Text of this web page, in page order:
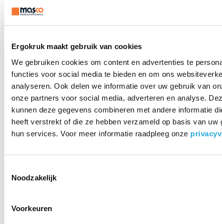
Ergokruk maakt gebruik van cookies
We gebruiken cookies om content en advertenties te
functies voor social media te bieden en om ons
analyseren. Ook delen we informatie over uw gebruik van
onze partners voor social media, adverteren en analyse.
kunnen deze gegevens combineren met andere informatie
heeft verstrekt of die ze hebben verzameld op basis van uw
hun services. Voor meer informatie raadpleeg onze
Noodzakelijk
Voorkeuren
• Veerkleur: wit
• Ademend en onverwoestbaar
• Veer standaard: belastbaarheid 50-120 kg
• Zithoogte onbelast: 52-66 cm
• Zithoogte belast: 45-59 cm
• Stabiele metalen voetring
• Geleverd met wielen voor harde of zachte vloeren
• Gewicht 11,0 kilo
• 3 jaar garantie
De gebruiker van een Swopper profiteert optimaal van de 3D
actieve werkhouding met beweging opzij, naar voren en naar